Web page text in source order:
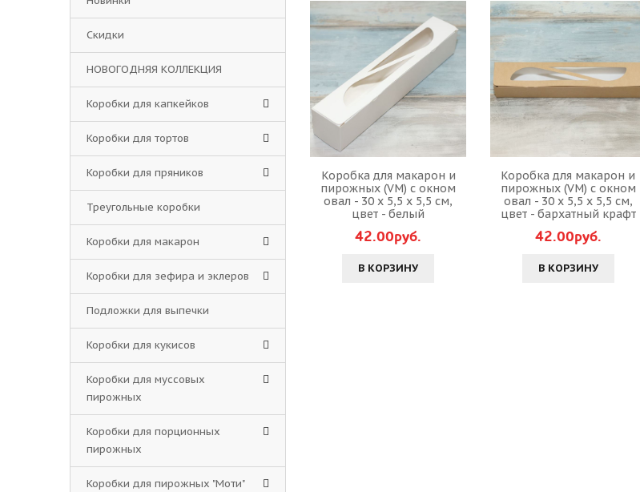
Коробка для макарон и
пирожных (VM) с окном
овал - 30 х 5,5 х 5,5 см,
цвет - белый
42.00руб.
В КОРЗИНУ
Коробка для макарон и
пирожных (VM) с окном
овал - 30 х 5,5 х 5,5 см,
цвет - бархатный крафт
42.00руб.
В КОРЗИНУ
Скидки
НОВОГОДНЯЯ КОЛЛЕКЦИЯ
Коробки для капкейков
Коробки для тортов
Коробки для пряников
Треугольные коробки
Коробки для макарон
Коробки для зефира и эклеров
Подложки для выпечки
Коробки для кукисов
Коробки для муссовых
пирожных
Коробки для порционных
пирожных
Коробки для пирожных "Моти"